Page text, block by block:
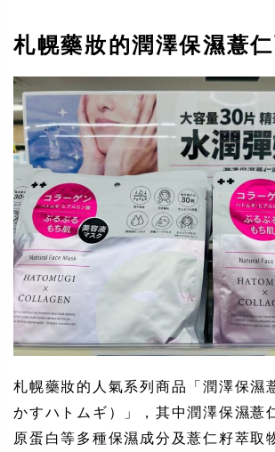
札幌藥妝的潤澤保濕薏
札幌藥妝的人氣系列商品「潤澤保濕
かすハトムギ）」，其中潤澤保濕薏
原蛋白等多種保濕成分及薏仁籽萃取